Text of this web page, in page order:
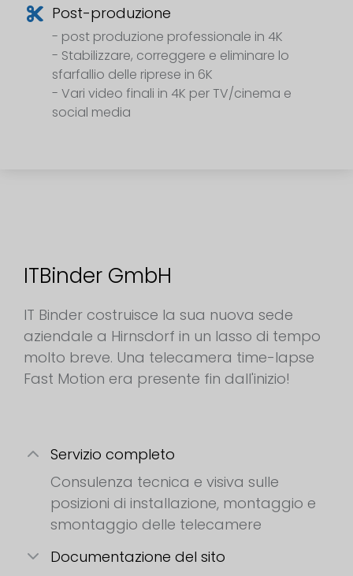
Post-produzione
- post produzione professionale in 4K
- Stabilizzare, correggere e eliminare lo
sfarfallio delle riprese in 6K
- Vari video finali in 4K per TV/cinema e
social media
ITBinder GmbH
IT Binder costruisce la sua nuova sede
aziendale a Hirnsdorf in un lasso di tempo
molto breve. Una telecamera time-lapse
Fast Motion era presente fin dall'inizio!
Servizio completo
Consulenza tecnica e visiva sulle
posizioni di installazione, montaggio e
smontaggio delle telecamere
Documentazione del sito